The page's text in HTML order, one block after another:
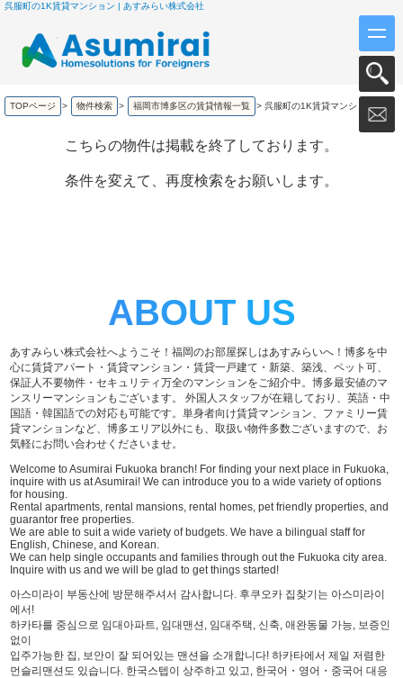
呉服町の1K賃貸マンション | あすみらい株式会社
TOPページ > 物件検索 > 福岡市博多区の賃貸情報一覧 > 呉服町の1K賃貸マンション
こちらの物件は掲載を終了しております。
条件を変えて、再度検索をお願いします。
ABOUT US
あすみらい株式会社へようこそ！福岡のお部屋探しはあすみらいへ！博多を中
心に賃貸アパート・賃貸マンション・賃貸一戸建て・新築、築浅、ペット可、
保証人不要物件・セキュリティ万全のマンションをご紹介中。博多最安値のマ
ンスリーマンションもございます。 外国人スタッフが在籍しており、英語・中
国語・韓国語での対応も可能です。単身者向け賃貸マンション、ファミリー賃
貸マンションなど、博多エリア以外にも、取扱い物件多数ございますので、お
気軽にお問い合わせくださいませ。
Welcome to Asumirai Fukuoka branch! For finding your next place in Fukuoka,
inquire with us at Asumirai! We can introduce you to a wide variety of options
for housing.
Rental apartments, rental mansions, rental homes, pet friendly properties, and
guarantor free properties.
We are able to suit a wide variety of budgets. We have a bilingual staff for
English, Chinese, and Korean.
We can help single occupants and families through out the Fukuoka city area.
Inquire with us and we will be glad to get things started!
아스미라이 부동산에 방문해주셔서 감사합니다. 후쿠오카 집찾기는 아스미라이
에서!
하카타를 중심으로 임대아파트, 임대맨션, 임대주택, 신축, 애완동물 가능, 보증인
없이
입주가능한 집, 보안이 잘 되어있는 맨션을 소개합니다! 하카타에서 제일 저렴한
먼슬리맨션도 있습니다. 한국스텝이 상주하고 있고, 한국어・영어・중국어 대응